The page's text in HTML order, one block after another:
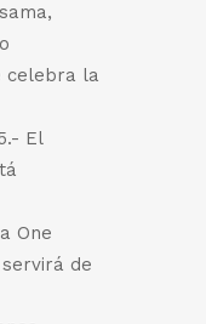
celebra la
El
One
de